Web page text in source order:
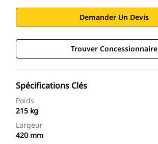
Demander Un Devis
Trouver Concessionnaire
Spécifications Clés
Poids
215 kg
Largeur
420 mm